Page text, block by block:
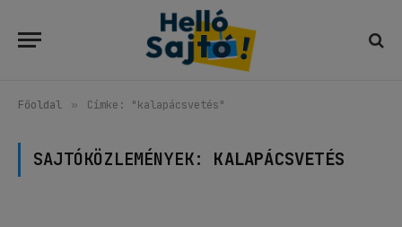
Főoldal » Címke: "kalapácsvetés"
SAJTÓKÖZLEMÉNYEK: KALAPÁCSVETÉS